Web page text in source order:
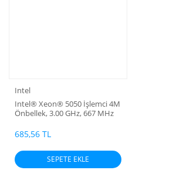
Intel
Intel® Xeon® 5050 İşlemci 4M
Önbellek, 3.00 GHz, 667 MHz
685,56 TL
SEPETE EKLE